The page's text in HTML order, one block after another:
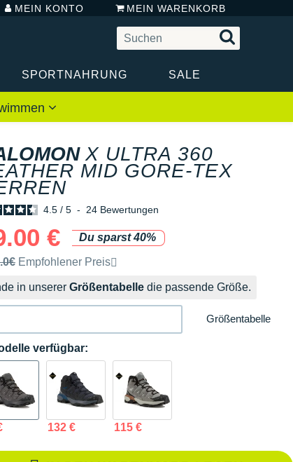
MEIN KONTO MEIN WARENKORB
SPORTNAHRUNG SALE
X ULTRA 360
MID GORE-TEX
4.5 / 5 - 24 Bewertungen
€
Du sparst 40%
Preisempfehlung der Marke
Empfohlener Preis
in unserer Größentabelle die passende Größe.
Größentabelle
verfügbar:
132 € 115 €